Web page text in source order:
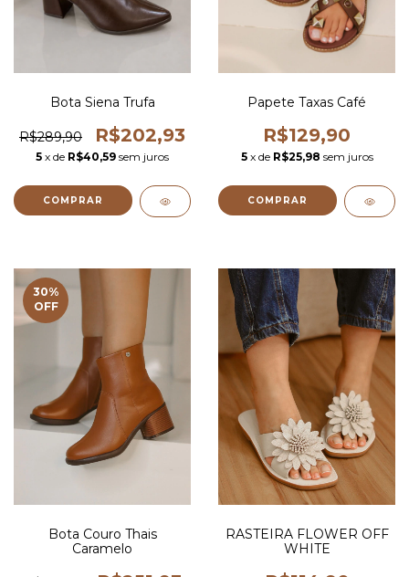
Bota Siena Trufa
R$289,90 R$202,93
5 x de R$40,59 sem juros
COMPRAR
Papete Taxas Café
R$129,90
5 x de R$25,98 sem juros
COMPRAR
30%
OFF
Bota Couro Thais
Caramelo
RASTEIRA FLOWER OFF
WHITE